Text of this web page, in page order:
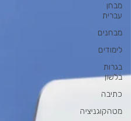
מבחן
עברית
מבחנים
לימודים
בגרות
בלשון
כתיבה
מטהקוגניציה